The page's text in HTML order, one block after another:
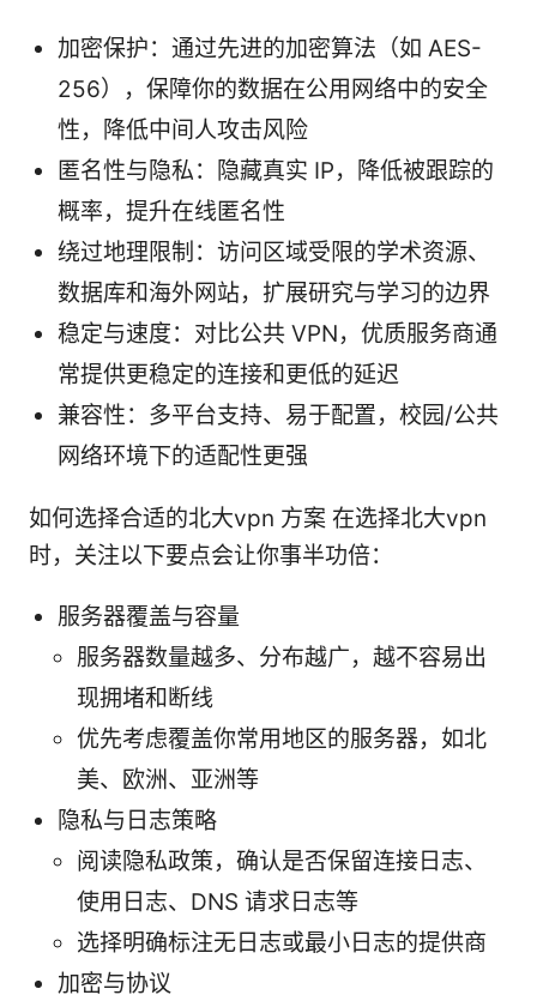
加密保护：通过先进的加密算法（如 AES-
256），保障你的数据在公用网络中的安全
性，降低中间人攻击风险
匿名性与隐私：隐藏真实 IP，降低被跟踪的
概率，提升在线匿名性
绕过地理限制：访问区域受限的学术资源、
数据库和海外网站，扩展研究与学习的边界
稳定与速度：对比公共 VPN，优质服务商通
常提供更稳定的连接和更低的延迟
兼容性：多平台支持、易于配置，校园/公共
网络环境下的适配性更强
如何选择合适的北大vpn 方案 在选择北大vpn
时，关注以下要点会让你事半功倍：
服务器覆盖与容量
服务器数量越多、分布越广，越不容易出
现拥堵和断线
优先考虑覆盖你常用地区的服务器，如北
美、欧洲、亚洲等
隐私与日志策略
阅读隐私政策，确认是否保留连接日志、
使用日志、DNS 请求日志等
选择明确标注无日志或最小日志的提供商
加密与协议